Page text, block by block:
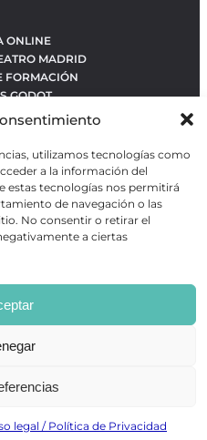
utilizamos tecnologías como
a la información del
estas tecnologías nos permitirá
de navegación o las
No consentir o retirar el
a ciertas
legal / Política de Privacidad
ONLINE
MADRID
FORMACIÓN
GODOT
VOTADAS
OBRAS
DE OBRAS
independiente especializada
de Madrid, gratuita y
escénicos, además de otros
y de ocio de la capital.
Precise Future